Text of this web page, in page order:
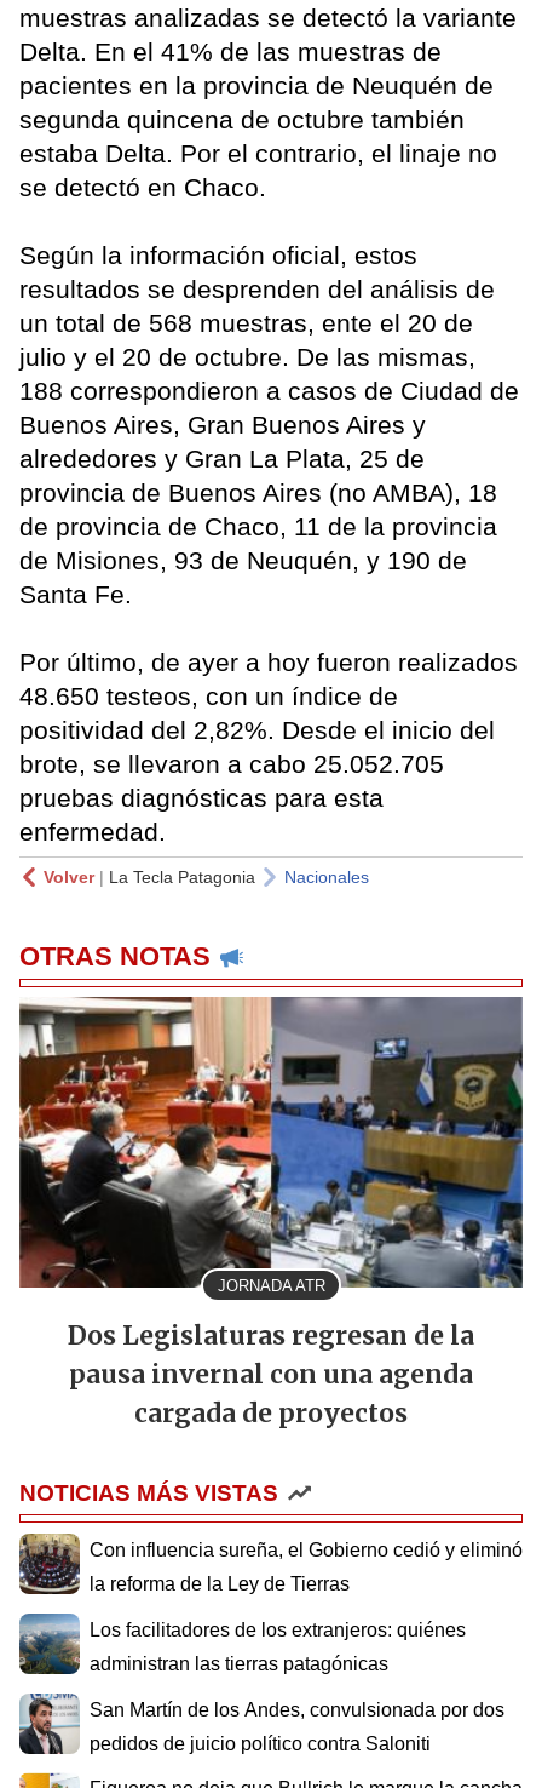
muestras analizadas se detectó la variante
Delta. En el 41% de las muestras de
pacientes en la provincia de Neuquén de
segunda quincena de octubre también
estaba Delta. Por el contrario, el linaje no
se detectó en Chaco.
Según la información oficial, estos
resultados se desprenden del análisis de
un total de 568 muestras, ente el 20 de
julio y el 20 de octubre. De las mismas,
188 correspondieron a casos de Ciudad de
Buenos Aires, Gran Buenos Aires y
alrededores y Gran La Plata, 25 de
provincia de Buenos Aires (no AMBA), 18
de provincia de Chaco, 11 de la provincia
de Misiones, 93 de Neuquén, y 190 de
Santa Fe.
Por último, de ayer a hoy fueron realizados
48.650 testeos, con un índice de
positividad del 2,82%. Desde el inicio del
brote, se llevaron a cabo 25.052.705
pruebas diagnósticas para esta
enfermedad.
Volver| La Tecla Patagonia Nacionales
OTRAS NOTAS
JORNADA ATR
Dos Legislaturas regresan de la
pausa invernal con una agenda
cargada de proyectos
NOTICIAS MÁS VISTAS
Con influencia sureña, el Gobierno cedió y eliminó
la reforma de la Ley de Tierras
Los facilitadores de los extranjeros: quiénes
administran las tierras patagónicas
San Martín de los Andes, convulsionada por dos
pedidos de juicio político contra Saloniti